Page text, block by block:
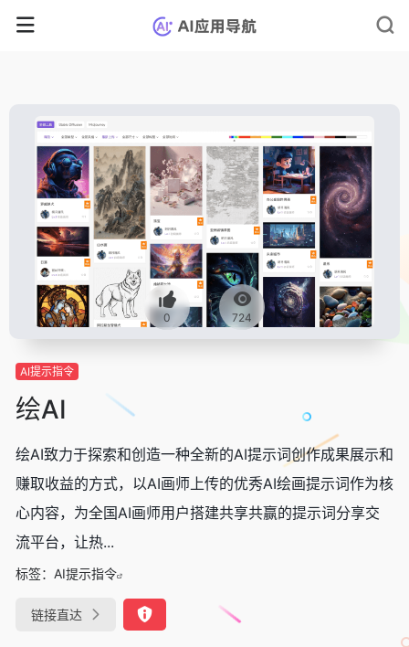
0 724
AI提示指令
绘AI
绘AI致力于探索和创造一种全新的AI提示词创作成果展示和
赚取收益的方式，以AI画师上传的优秀AI绘画提示词作为核
心内容，为全国AI画师用户搭建共享共赢的提示词分享交
流平台，让热...
标签： AI提示指令
链接直达